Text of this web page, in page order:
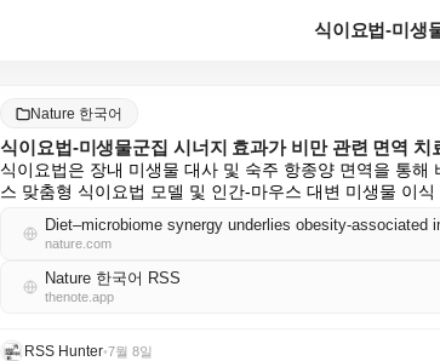
Nature 한국어
식이요법-미생물군집 시너지 효과가 비만 관련 면역 치
식이요법은 장내 미생물 대사 및 숙주 항종양 면역을 통
스 맞춤형 식이요법 모델 및 인간-마우스 대변 미생물 이
Diet–microbiome synergy underlies obesity-associated
nature.com
Nature 한국어 RSS
thenote.app
RSS Hunter•7월 8일